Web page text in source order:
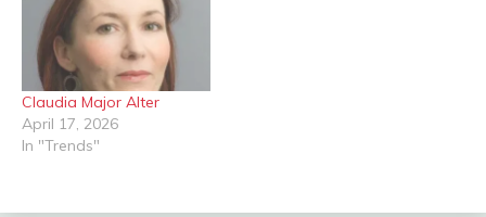
Claudia Major Alter
April 17, 2026
In "Trends"